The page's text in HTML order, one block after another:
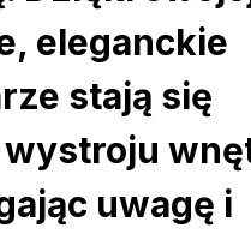
eleganckie
stają się
wystroju
uwagę i